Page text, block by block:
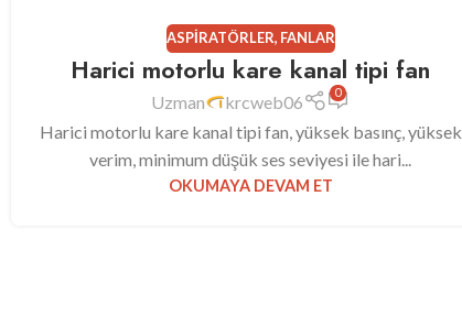
ASPIRATÖRLER, FANLAR
Harici motorlu kare kanal tipi fan
Uzman krcweb06 0
Harici motorlu kare kanal tipi fan, yüksek basınç, yüksek
verim, minimum düşük ses seviyesi ile hari...
OKUMAYA DEVAM ET